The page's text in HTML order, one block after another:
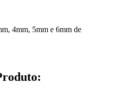
4mm, 5mm e 6mm de